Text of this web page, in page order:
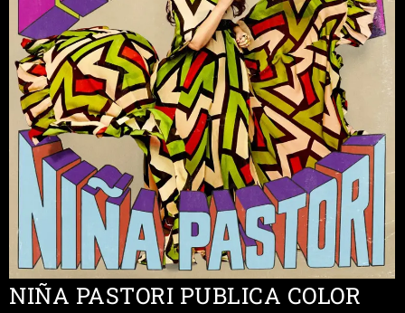
NIÑA PASTORI PUBLICA COLOR